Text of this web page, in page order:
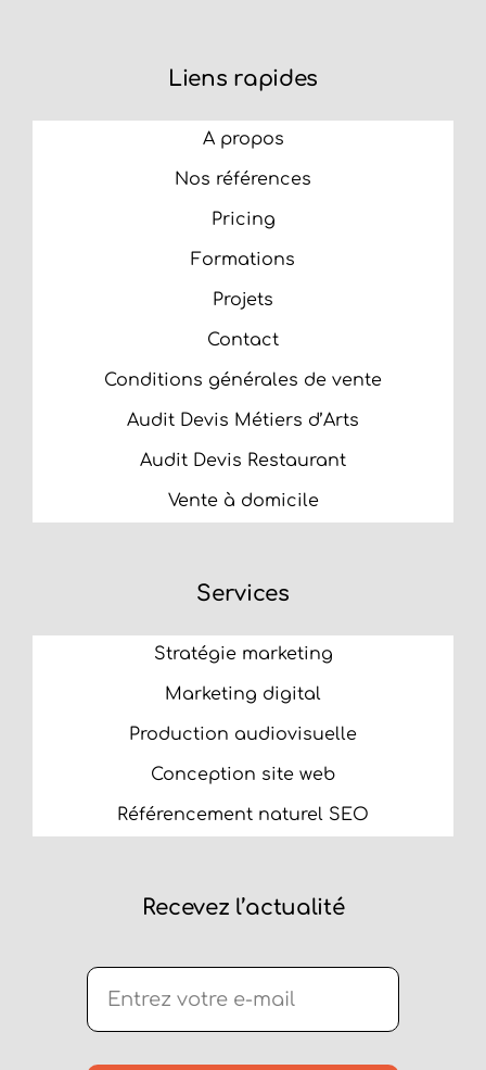
Liens rapides
A propos
Nos références
Pricing
Formations
Projets
Contact
Conditions générales de vente
Audit Devis Métiers d’Arts
Audit Devis Restaurant
Vente à domicile
Services
Stratégie marketing
Marketing digital
Production audiovisuelle
Conception site web
Référencement naturel SEO
Recevez l’actualité